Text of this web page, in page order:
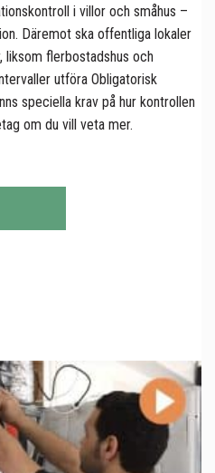
i villor och småhus –
Däremot ska offentliga lokaler
liksom flerbostadshus och
utföra Obligatorisk
speciella krav på hur kontrollen
om du vill veta mer.